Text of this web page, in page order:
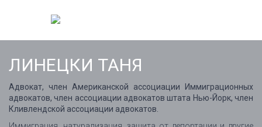
ЛИНЕЦКИ ТАНЯ
Адвокат, член Американской ассоциации Иммиграционных
адвокатов, член ассоциации адвокатов штата Нью-Йорк, член
Кливлендской ассоциации адвокатов.